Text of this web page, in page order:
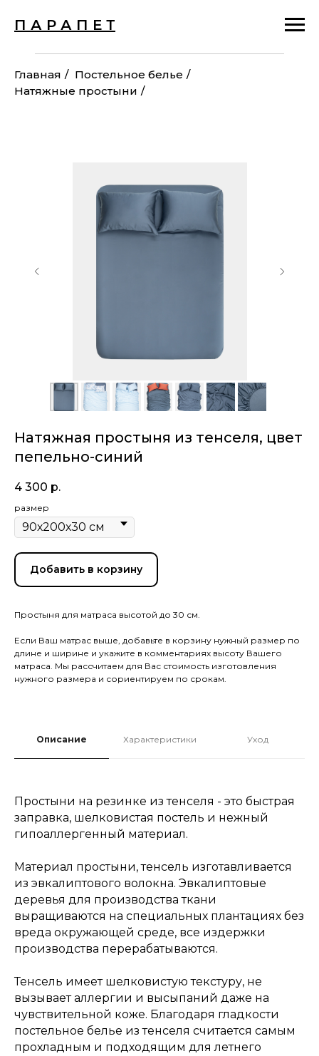
П А Р А П Е Т
Главная / Постельное белье /
Натяжные простыни /
Натяжная простыня из тенселя, цвет
пепельно-синий
4 300 р.
размер
Добавить в корзину
Простыня для матраса высотой до 30 см.
Если Ваш матрас выше, добавьте в корзину нужный размер по
длине и ширине и укажите в комментариях высоту Вашего
матраса. Мы рассчитаем для Вас стоимость изготовления
нужного размера и сориентируем по срокам.
Описание Характеристики Уход
Простыни на резинке из тенселя - это быстрая
заправка, шелковистая постель и нежный
гипоаллергенный материал.
Материал простыни, тенсель изготавливается
из эвкалиптового волокна. Эвкалиптовые
деревья для производства ткани
выращиваются на специальных плантациях без
вреда окружающей среде, все издержки
производства перерабатываются.
Тенсель имеет шелковистую текстуру, не
вызывает аллергии и высыпаний даже на
чувствительной коже. Благодаря гладкости
постельное белье из тенселя считается самым
прохладным и подходящим для летнего